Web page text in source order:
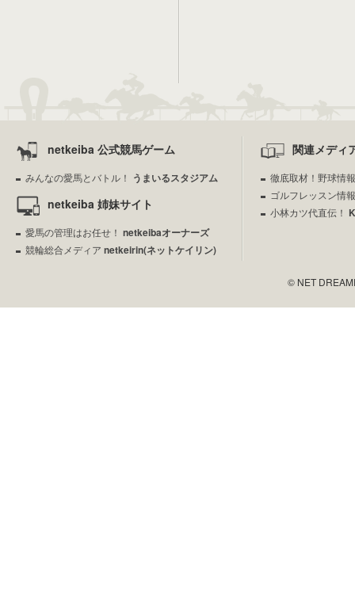
netkeiba 公式競馬ゲーム
みんなの愛馬とバトル！ うまいるスタジアム
netkeiba 姉妹サイト
愛馬の管理はお任せ！ netkeibaオーナーズ
競輪総合メディア netkeirin(ネットケイリン)
関連メディ
徹底取材！野球情
ゴルフレッスン情
小林カツ代直伝！
© NET